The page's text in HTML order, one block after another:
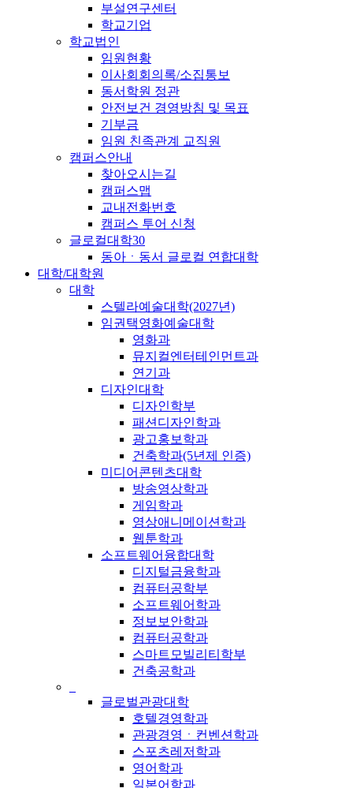
부설연구센터
학교기업
학교법인
임원현황
이사회회의록/소집통보
동서학원 정관
안전보건 경영방침 및 목표
기부금
임원 친족관계 교직원
캠퍼스안내
찾아오시는길
캠퍼스맵
교내전화번호
캠퍼스 투어 신청
글로컬대학30
동아ㆍ동서 글로컬 연합대학
대학/대학원
대학
스텔라예술대학(2027년)
임권택영화예술대학
영화과
뮤지컬엔터테인먼트과
연기과
디자인대학
디자인학부
패션디자인학과
광고홍보학과
건축학과(5년제 인증)
미디어콘텐츠대학
방송영상학과
게임학과
영상애니메이션학과
웹툰학과
소프트웨어융합대학
디지털금융학과
컴퓨터공학부
소프트웨어학과
정보보안학과
컴퓨터공학과
스마트모빌리티학부
건축공학과
글로벌관광대학
호텔경영학과
관광경영ㆍ컨벤션학과
스포츠레저학과
영어학과
일본어학과